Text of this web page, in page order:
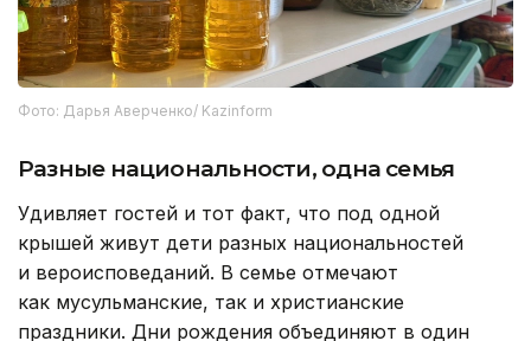
Фото: Дарья Аверченко/ Kazinform
Разные национальности, одна семья
Удивляет гостей и тот факт, что под одной
крышей живут дети разных национальностей
и вероисповеданий. В семье отмечают
как мусульманские, так и христианские
праздники. Дни рождения объединяют в один